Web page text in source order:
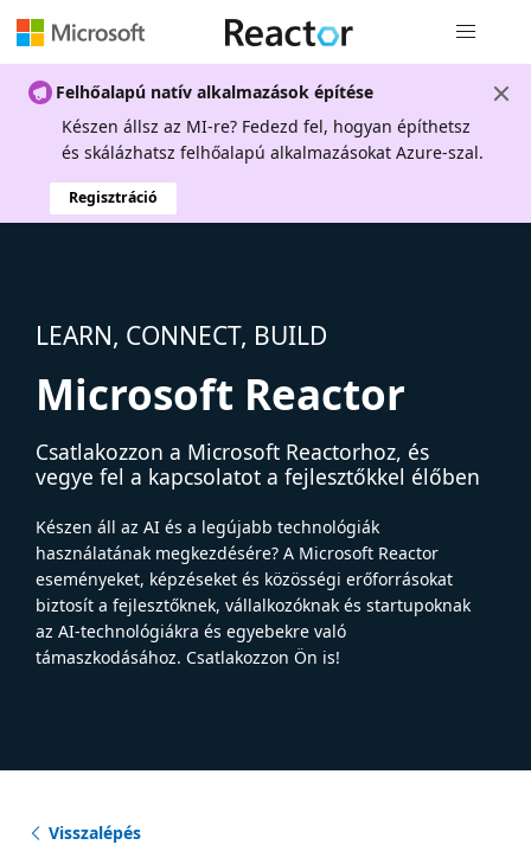
Felhőalapú natív alkalmazások építése
Készen állsz az MI-re? Fedezd fel, hogyan építhetsz
és skálázhatsz felhőalapú alkalmazásokat Azure-szal.
Regisztráció
LEARN, CONNECT, BUILD
Microsoft Reactor
Csatlakozzon a Microsoft Reactorhoz, és
vegye fel a kapcsolatot a fejlesztőkkel élőben
Készen áll az AI és a legújabb technológiák
használatának megkezdésére? A Microsoft Reactor
eseményeket, képzéseket és közösségi erőforrásokat
biztosít a fejlesztőknek, vállalkozóknak és startupoknak
az AI-technológiákra és egyebekre való
támaszkodásához. Csatlakozzon Ön is!
Visszalépés